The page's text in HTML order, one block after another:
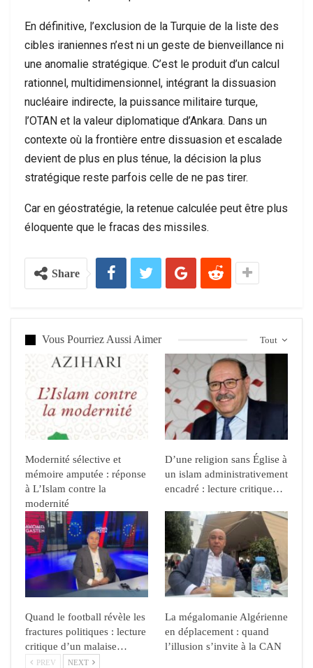
En définitive, l’exclusion de la Turquie de la liste des
cibles iraniennes n’est ni un geste de bienveillance ni
une anomalie stratégique. C’est le produit d’un calcul
rationnel, multidimensionnel, intégrant la dissuasion
nucléaire indirecte, la puissance militaire turque,
l’OTAN et la valeur diplomatique d’Ankara. Dans un
contexte où la frontière entre dissuasion et escalade
devient de plus en plus ténue, la décision la plus
stratégique reste parfois celle de ne pas tirer.
Car en géostratégie, la retenue calculée peut être plus
éloquente que le fracas des missiles.
Share
Tout
Vous Pourriez Aussi Aimer
Modernité sélective et
mémoire amputée : réponse
à L’Islam contre la
modernité
D’une religion sans Église à
un islam administrativement
encadré : lecture critique…
Quand le football révèle les
fractures politiques : lecture
critique d’un malaise…
La mégalomanie Algérienne
en déplacement : quand
l’illusion s’invite à la CAN
PREV NEXT